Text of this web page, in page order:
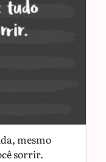
mesmo
sorrir.